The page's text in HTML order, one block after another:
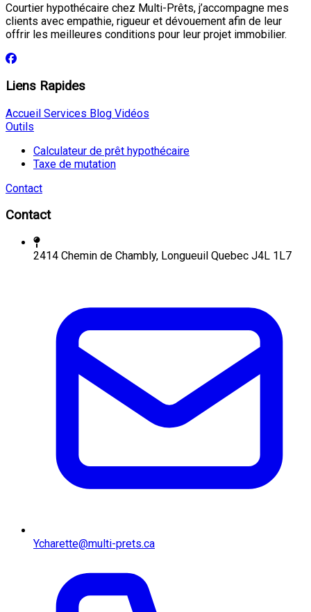
Courtier hypothécaire chez Multi-Prêts, j’accompagne mes
clients avec empathie, rigueur et dévouement afin de leur
offrir les meilleures conditions pour leur projet immobilier.
Liens Rapides
Accueil Services Blog Vidéos
Outils
Calculateur de prêt hypothécaire
Taxe de mutation
Contact
Contact
2414 Chemin de Chambly, Longueuil Quebec J4L 1L7
Ycharette@multi-prets.ca